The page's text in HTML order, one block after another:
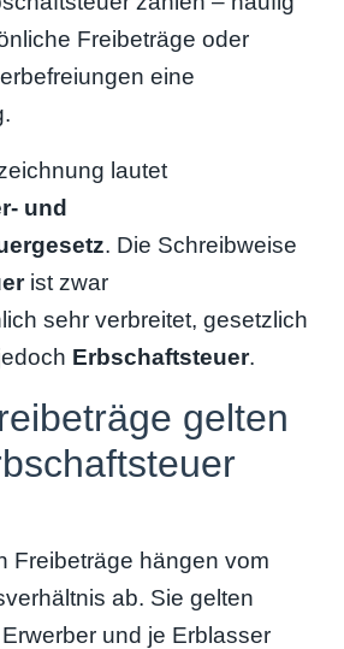
Freibeträge oder
eine
lautet
und
. Die Schreibweise
ist zwar
sehr verbreitet, gesetzlich
Erbschaftsteuer.
gelten
Freibeträge hängen vom
ab. Sie gelten
und je Erblasser